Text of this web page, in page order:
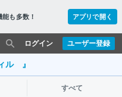
も多数！ アプリで開く
ユーザー登録
ログイン
ル 』
すべて